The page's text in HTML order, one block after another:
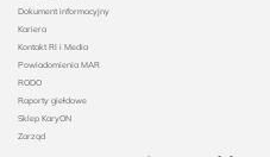
Dokument informacyjny
Kariera
Kontakt RI i Media
Powiadomienia MAR
RODO
Raporty giełdowe
Sklep KaryON
Zarząd